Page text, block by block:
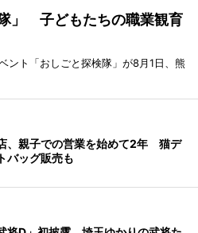
」 子どもたちの職業観育
ント「おしごと探検隊」が8月1日、熊
、親子での営業を始めて2年 猫デ
バッグ販売も